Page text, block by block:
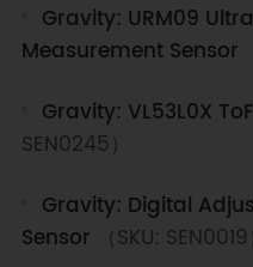
Gravity: URM09
Measurement Sensor
Gravity: VL53L0X
SEN0245）
Gravity: Digital
Sensor
（SKU: SEN0019